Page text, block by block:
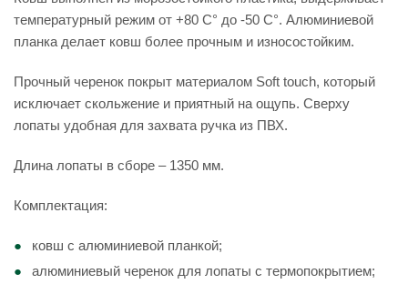
температурный режим от +80 С° до -50 С°. Алюминиевой
планка делает ковш более прочным и износостойким.
Прочный черенок покрыт материалом Soft touch, который
исключает скольжение и приятный на ощупь. Сверху
лопаты удобная для захвата ручка из ПВХ.
Длина лопаты в сборе – 1350 мм.
Комплектация:
ковш с алюминиевой планкой;
алюминиевый черенок для лопаты с термопокрытием;